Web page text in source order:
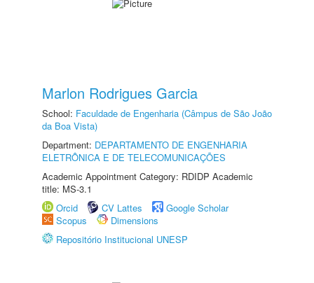
Marlon Rodrigues Garcia
School: Faculdade de Engenharia (Câmpus de São João
da Boa Vista)
Department: DEPARTAMENTO DE ENGENHARIA
ELETRÔNICA E DE TELECOMUNICAÇÕES
Academic Appointment Category: RDIDP Academic
title: MS-3.1
Orcid
CV Lattes
Google Scholar
Scopus
Dimensions
Repositório Institucional UNESP